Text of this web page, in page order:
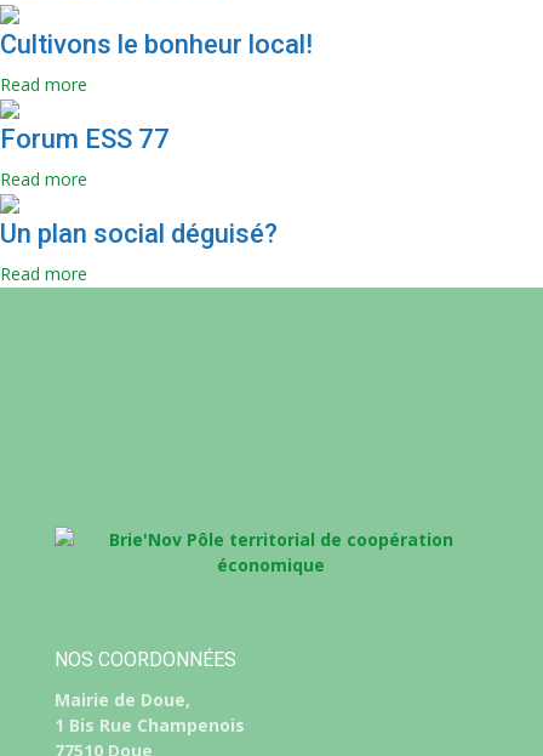
Cultivons le bonheur local!
Read more
Forum ESS 77
Read more
Un plan social déguisé?
Read more
NOS COORDONNÉES
Mairie de Doue,
1 Bis Rue Champenois
77510 Doue